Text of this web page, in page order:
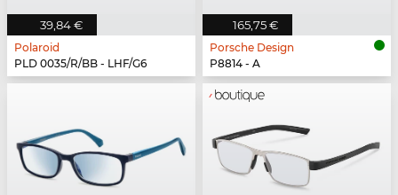
39,84 €
Polaroid
PLD 0035/R/BB - LHF/G6
165,75 €
Porsche Design
P8814 - A